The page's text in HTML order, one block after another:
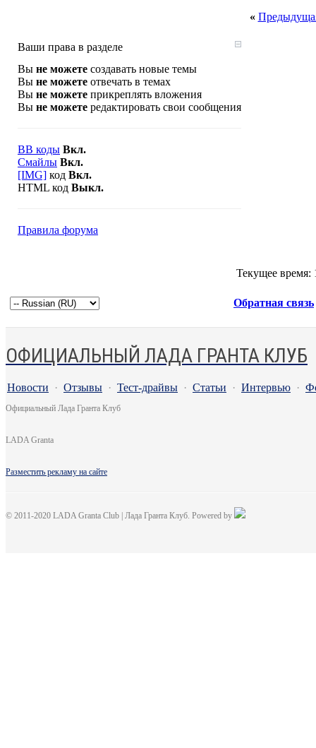
«
Ваши права в разделе
Вы не можете создавать новые темы
Вы не можете отвечать в темах
Вы не можете прикреплять вложения
Вы не можете редактировать свои сообщения
BB коды Вкл.
Смайлы Вкл.
[IMG] код Вкл.
HTML код Выкл.
Правила форума
Текущее время:
Обратная связь
ОФИЦИАЛЬНЫЙ ЛАДА ГРАНТА КЛУБ
Новости · Отзывы · Тест-драйвы · Статьи · Интервью ·
Официальный Лада Гранта Клуб
LADA Granta
Разместить рекламу на сайте
© 2011-2020 LADA Granta Club | Лада Гранта Клуб. Powered by